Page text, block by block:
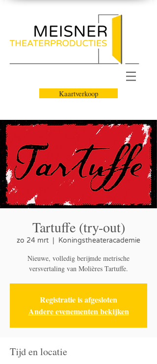
Kaartverkoop
Tartuffe (try-out)
zo 24 mrt Koningstheateracademie
Nieuwe, volledig berijmde metrische
versvertaling van Molières Tartuffe.
Registratie is afgesloten
Andere evenementen bekijken
Tijd en locatie